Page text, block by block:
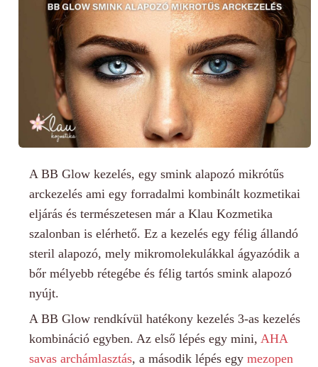
ABB Glow kezelés, egy smink alapozó mikrótűs
arckezelés ami egy forradalmi kombinált kozmetikai
eljárás és természetesen már a Klau Kozmetika
szalonban is elérhető. Ez a kezelés egy félig állandó
steril alapozó, mely mikromolekulákkal ágyazódik a
bőr mélyebb rétegébe és félig tartós smink alapozó
nyújt.
A BB Glow rendkívül hatékony kezelés 3-as kezelés
kombináció egyben. Az első lépés egy mini,AHA
savas archámlasztás, a második lépés egymezopen